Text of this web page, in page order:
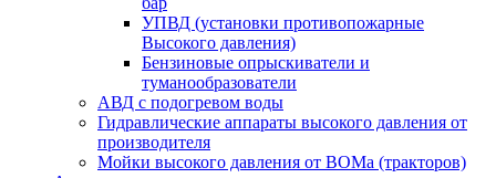
УПВД (установки противопожарные
Высокого давления)
Бензиновые опрыскиватели и
туманообразователи
АВД с подогревом воды
Гидравлические аппараты высокого давления от
производителя
Мойки высокого давления от ВОМа (тракторов)